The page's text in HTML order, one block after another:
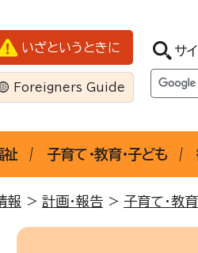
いざというときに
Foreigners Guide
サ
祉 子育て・教育・子ども
報 > 計画・報告 > 子育て・教育